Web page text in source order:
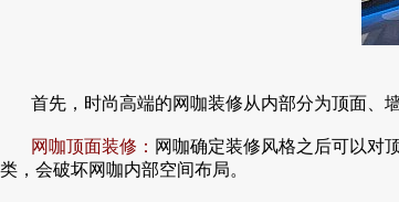
首先，时尚高端的网咖装修从内部分为顶面、
网咖顶面装修： 网咖确定装修风格之后可以对
类，会破坏网咖内部空间布局。